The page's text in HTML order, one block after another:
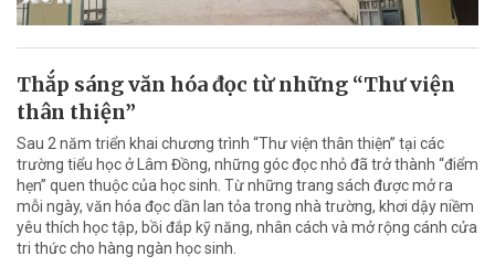
Thắp sáng văn hóa đọc từ những “Thư viện
thân thiện”
Sau 2 năm triển khai chương trình “Thư viện thân thiện” tại các
trường tiểu học ở Lâm Đồng, những góc đọc nhỏ đã trở thành “điểm
hẹn” quen thuộc của học sinh. Từ những trang sách được mở ra
mỗi ngày, văn hóa đọc dần lan tỏa trong nhà trường, khơi dậy niềm
yêu thích học tập, bồi đắp kỹ năng, nhân cách và mở rộng cánh cửa
tri thức cho hàng ngàn học sinh.